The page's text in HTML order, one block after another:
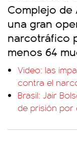
Complejo de
una gran
narcotráfico
menos 64
Video: las
contra el
Brasil: Jair
de prisión por